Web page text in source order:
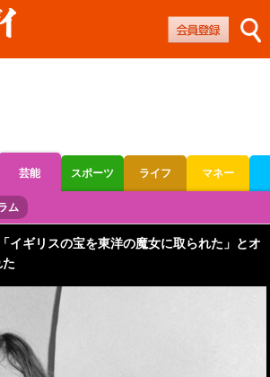
芸能 スポーツ ライフ マネー
オートレース
ム
イギリスの宝を東洋の魔女に取られた」とオ